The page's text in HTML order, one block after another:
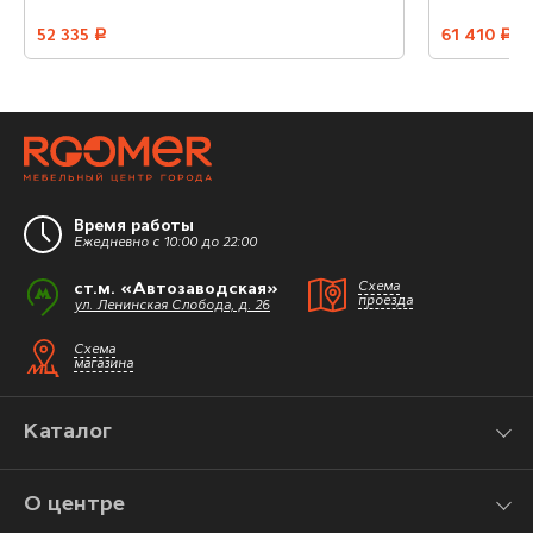
52 335 руб. 61 410 руб.
Время работы
Ежедневно с 10:00 до 22:00
ст.м. «Автозаводская»
ул. Ленинская Слобода, д. 26
Схема
проезда
Схема
магазина
Каталог
О центре